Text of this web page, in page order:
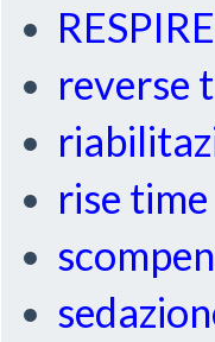
RESPIRE
reverse
rise time